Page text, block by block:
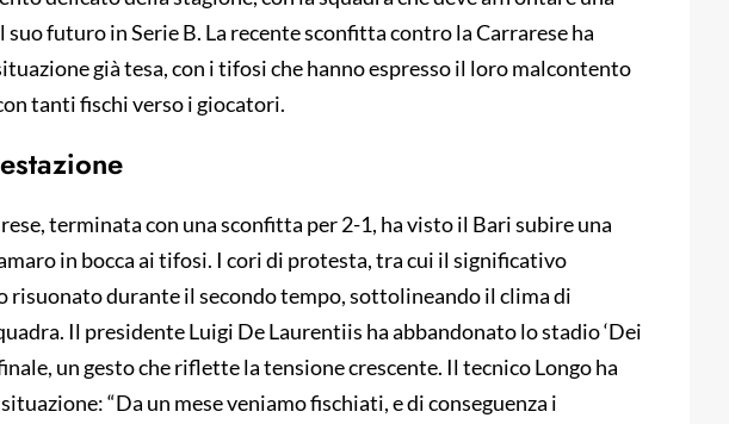
futuro in Serie B. La recente sconfitta contro la Carrarese ha
già tesa, con i tifosi che hanno espresso il loro malcontento
tanti fischi verso i giocatori.
terminata con una sconfitta per 2-1, ha visto il Bari subire una
in bocca ai tifosi. I cori di protesta, tra cui il significativo
risuonato durante il secondo tempo, sottolineando il clima di
Il presidente Luigi De Laurentiis ha abbandonato lo stadio ‘Dei
un gesto che riflette la tensione crescente. Il tecnico Longo ha
“Da un mese veniamo fischiati, e di conseguenza i